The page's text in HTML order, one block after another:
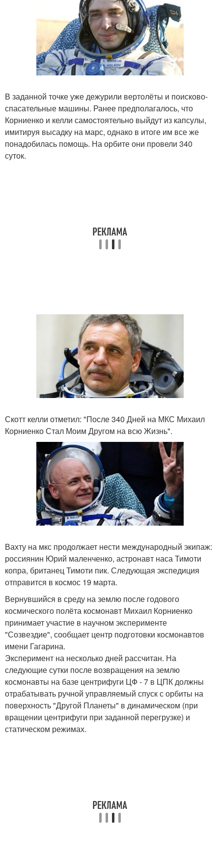
В заданной точке уже дежурили вертолёты и поисково-
спасательные машины. Ранее предполагалось, что
Корниенко и келли самостоятельно выйдут из капсулы,
имитируя высадку на марс, однако в итоге им все же
понадобилась помощь. На орбите они провели 340
суток.
Скотт келли отметил: "После 340 Дней на МКС Михаил
Корниенко Стал Моим Другом на всю Жизнь".
Вахту на мкс продолжает нести международный экипаж:
россиянин Юрий маленченко, астронавт наса Тимоти
копра, британец Тимоти пик. Следующая экспедиция
отправится в космос 19 марта.
Вернувшийся в среду на землю после годового
космического полёта космонавт Михаил Корниенко
принимает участие в научном эксперименте
"Созвездие", сообщает центр подготовки космонавтов
имени Гагарина.
Эксперимент на несколько дней рассчитан. На
следующие сутки после возвращения на землю
космонавты на базе центрифуги ЦФ - 7 в ЦПК должны
отрабатывать ручной управляемый спуск с орбиты на
поверхность "Другой Планеты" в динамическом (при
вращении центрифуги при заданной перегрузке) и
статическом режимах.